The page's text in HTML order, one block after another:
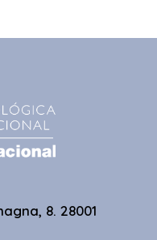
8. 28001